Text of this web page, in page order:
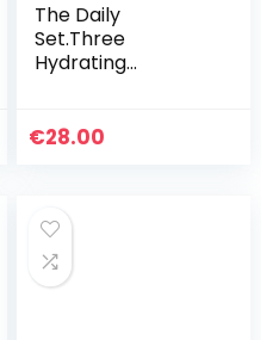
The Daily
Set.Three
Hydrating
cleanser(50ml)&T
&Natural…
€28.00